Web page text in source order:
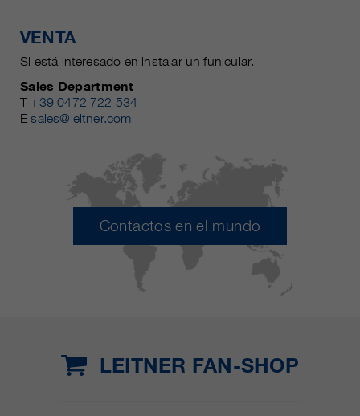
VENTA
Si está interesado en instalar un funicular.
Sales Department
T +39 0472 722 534
Esales@leitner.com
Contactos en el mundo
LEITNER FAN-SHOP